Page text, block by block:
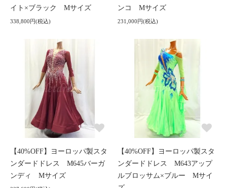
イト×ブラック Mサイズ
338,800円(税込)
ンコ Mサイズ
231,000円(税込)
【40%OFF】ヨーロッパ製スタ
ンダードドレス M645バーガ
ンディ Mサイズ
【40%OFF】ヨーロッパ製スタ
ンダードドレス M643アップ
ルブロッサム×ブルー Mサイ